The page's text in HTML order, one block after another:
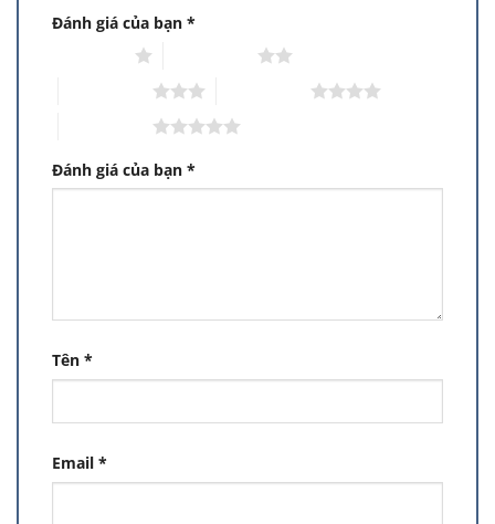
Đánh giá của bạn *
Đánh giá của bạn *
Tên *
Email *